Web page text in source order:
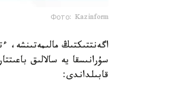
Фото: Kazinform
اگەنتتىكتىڭ
سۇرانىسقا يە سالالىق
قابىلداندى: